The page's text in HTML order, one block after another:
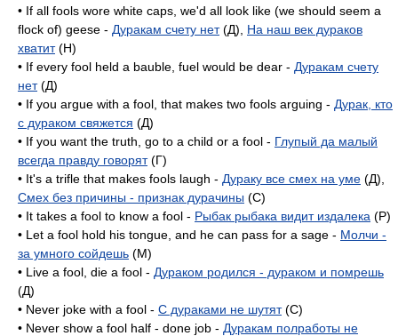
• If all fools wore white caps, we'd all look like (we should seem a
flock of) geese - Дуракам счету нет(Д), На наш век дураков
хватит(H)
• If every fool held a bauble, fuel would be dear - Дуракам счету
нет(Д)
• If you argue with a fool, that makes two fools arguing - Дурак, кто
с дураком свяжется (Д)
• If you want the truth, go to a child or a fool - Глупый да малый
всегда правду говорят(Г)
• It's a trifle that makes fools laugh - Дураку все смех на уме (Д),
Смех без причины - признак дурачины (C)
• It takes a fool to know a fool - Рыбак рыбака видит издалека (P)
• Let a fool hold his tongue, and he can pass for a sage - Молчи -
за умного сойдешь (M)
• Live a fool, die a fool - Дураком родился - дураком и помрешь
(Д)
• Never joke with a fool - С дураками не шутят(C)
• Never show a fool half - done job - Дуракам полработы не